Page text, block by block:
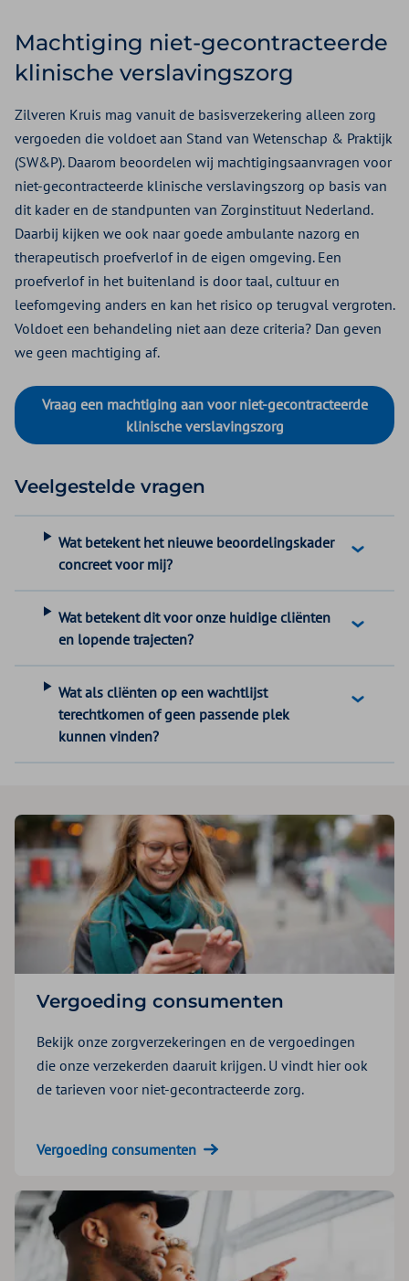
Machtiging niet-gecontracteerde
klinische verslavingszorg
Zilveren Kruis mag vanuit de basisverzekering alleen zorg
vergoeden die voldoet aan Stand van Wetenschap & Praktijk
(SW&P). Daarom beoordelen wij machtigingsaanvragen voor
niet-gecontracteerde klinische verslavingszorg op basis van
dit kader en de standpunten van Zorginstituut Nederland.
Daarbij kijken we ook naar goede ambulante nazorg en
therapeutisch proefverlof in de eigen omgeving. Een
proefverlof in het buitenland is door taal, cultuur en
leefomgeving anders en kan het risico op terugval vergroten.
Voldoet een behandeling niet aan deze criteria? Dan geven
we geen machtiging af.
Vraag een machtiging aan voor niet-gecontracteerde
klinische verslavingszorg
Veelgestelde vragen
Wat betekent het nieuwe beoordelingskader
concreet voor mij?
Wat betekent dit voor onze huidige cliënten
en lopende trajecten?
Wat als cliënten op een wachtlijst
terechtkomen of geen passende plek
kunnen vinden?
Vergoeding consumenten
Bekijk onze zorgverzekeringen en de vergoedingen
die onze verzekerden daaruit krijgen. U vindt hier ook
de tarieven voor niet-gecontracteerde zorg.
Vergoeding consumenten